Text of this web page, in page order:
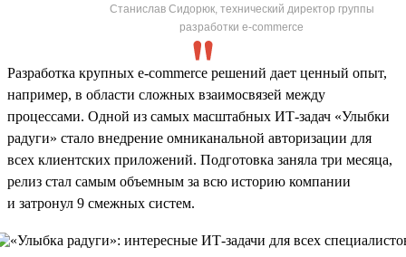
Станислав Сидорюк, технический директор группы
разработки e-commerce
Разработка крупных e-commerce решений дает ценный опыт,
например, в области сложных взаимосвязей между
процессами. Одной из самых масштабных ИТ-задач «Улыбки
радуги» стало внедрение омниканальной авторизации для
всех клиентских приложений. Подготовка заняла три месяца,
релиз стал самым объемным за всю историю компании
и затронул 9 смежных систем.